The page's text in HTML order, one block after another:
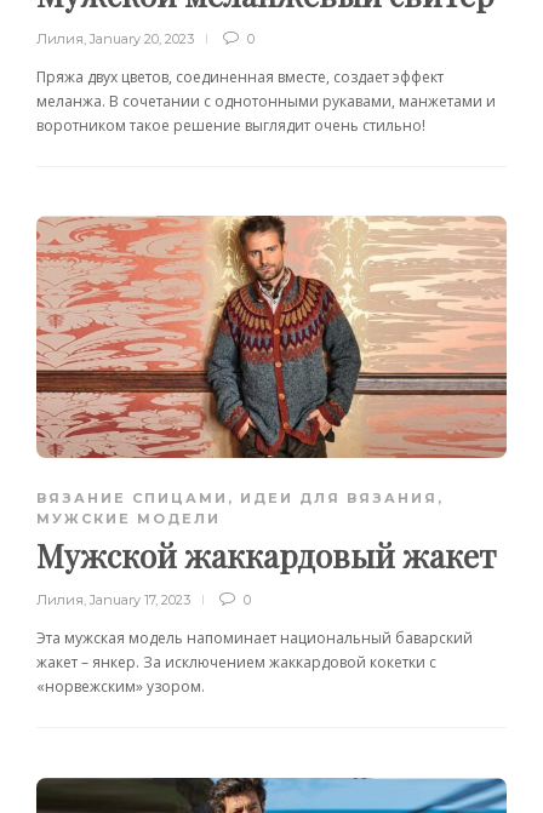
Лилия, January 20, 2023 0
Пряжа двух цветов, соединенная вместе, создает эффект
меланжа. В сочетании с однотонными рукавами, манжетами и
воротником такое решение выглядит очень стильно!
ВЯЗАНИЕ СПИЦАМИ , ИДЕИ ДЛЯ ВЯЗАНИЯ ,
МУЖСКИЕ МОДЕЛИ
Мужской жаккардовый жакет
Лилия, January 17, 2023 0
Эта мужская модель напоминает национальный баварский
жакет – янкер. За исключением жаккардовой кокетки с
«норвежским» узором.